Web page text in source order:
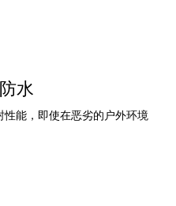
水
能，即使在恶劣的户外环境